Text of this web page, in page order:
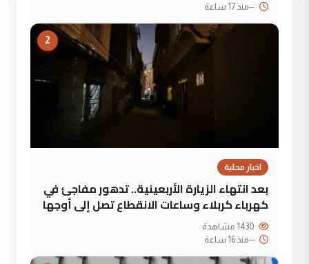
--منذ 17 ساعة
2
اخبار محلية
بعد انتهاء الزيارة الأربعينية.. تدهور مفاجئ في
كهرباء كربلاء وساعات الانقطاع تصل إلى أوجها
--منذ 16 ساعة